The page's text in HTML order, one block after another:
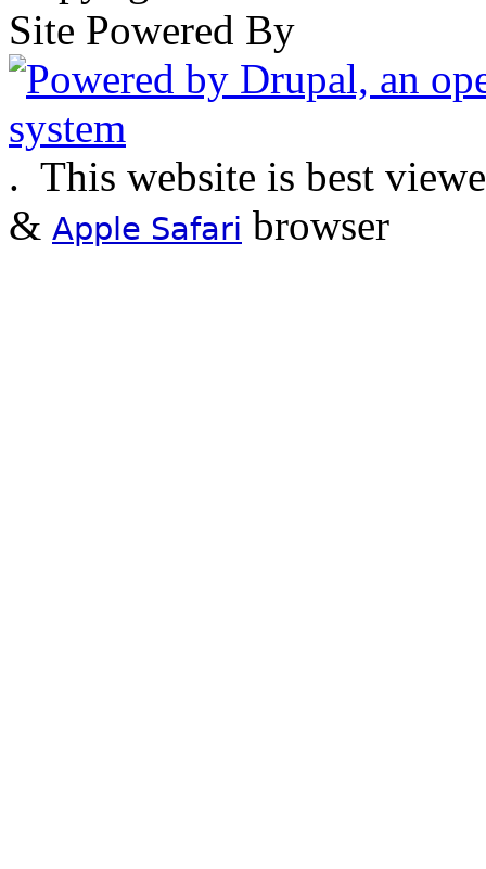
Site Powered By
. This website is best
& Apple Safari browser